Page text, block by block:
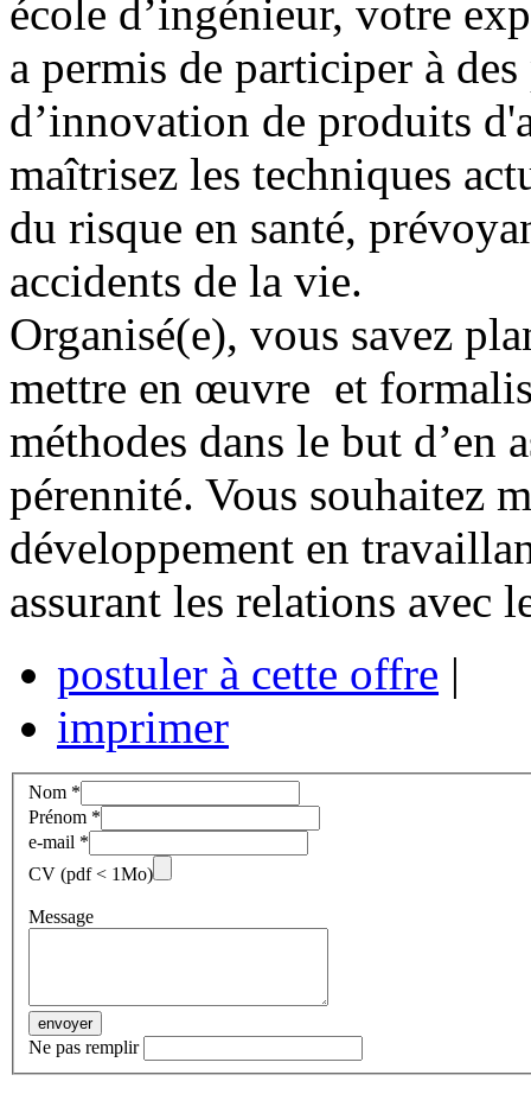
école d’ingénieur, votre
a permis de participer à
d’innovation de produits
maîtrisez les techniques
du risque en santé,
accidents de la vie.
Organisé(e), vous savez
mettre en œuvre et
méthodes dans le but d’en
pérennité. Vous souhaitez
développement en
assurant les relations avec
postuler à cette offre |
imprimer
Nom *
Prénom *
e-mail *
CV (pdf < 1Mo)
Message
Ne pas remplir